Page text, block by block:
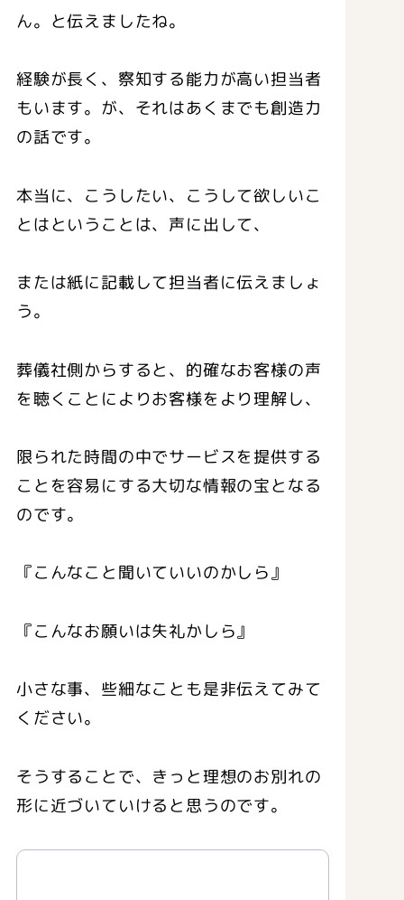
ん。と伝えましたね。
経験が長く、察知する能力が高い担当者
もいます。が、それはあくまでも創造力
の話です。
本当に、こうしたい、こうして欲しいこ
とはということは、声に出して、
または紙に記載して担当者に伝えましょ
う。
葬儀社側からすると、的確なお客様の声
を聴くことによりお客様をより理解し、
限られた時間の中でサービスを提供する
ことを容易にする大切な情報の宝となる
のです。
『こんなこと聞いていいのかしら』
『こんなお願いは失礼かしら』
小さな事、些細なことも是非伝えてみて
ください。
そうすることで、きっと理想のお別れの
形に近づいていけると思うのです。